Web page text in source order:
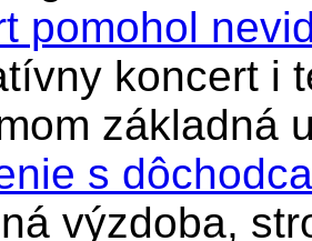
pomohol
koncert i
základná
s
výzdoba,